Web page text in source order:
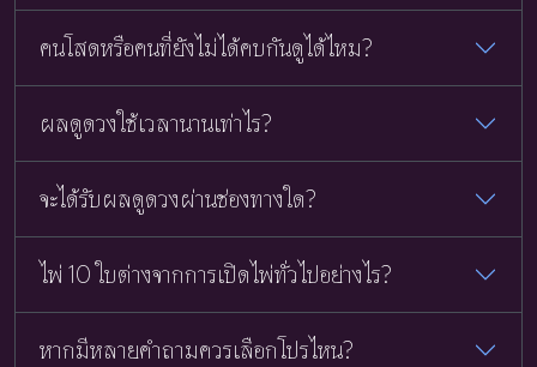
คนโสดหรือคนที่ยังไม่ได้คบกันดูได้ไหม?
ผลดูดวงใช้เวลานานเท่าไร?
จะได้รับผลดูดวงผ่านช่องทางใด?
ไพ่ 10 ใบต่างจากการเปิดไพ่ทั่วไปอย่างไร?
หากมีหลายคำถามควรเลือกโปรไหน?